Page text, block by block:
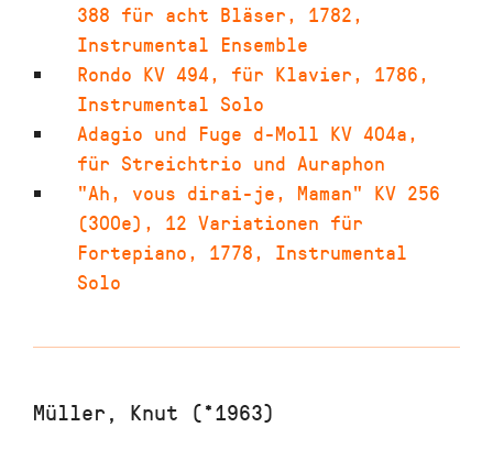
388 für acht Bläser, 1782,
Instrumental Ensemble
Rondo KV 494, für Klavier, 1786,
Instrumental Solo
Adagio und Fuge d-Moll KV 404a,
für Streichtrio und Auraphon
"Ah, vous dirai-je, Maman" KV 256
(300e) , 12 Variationen für
Fortepiano, 1778, Instrumental
Solo
Müller, Knut (*1963)